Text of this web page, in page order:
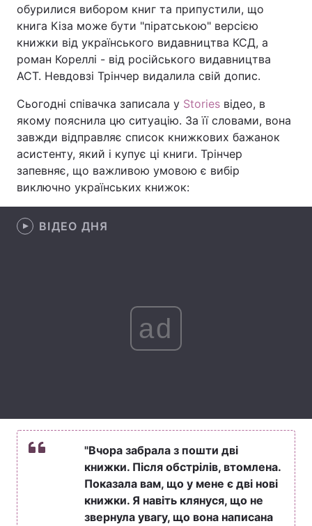
Техно і зв'язок Лайт
Зброя Інциденти
Здоров'я Туризм
Цікавинки Погода
Екологія Регіони
Лонгріди
Тема оформлення
обурилися вибором книг та припустили, що
книга Кіза може бути "піратською" версією
книжки від українського видавництва КСД, а
роман Кореллі - від російського видавництва
АСТ. Невдовзі Трінчер видалила свій допис.
Сьогодні співачка записала у Stories відео, в
якому пояснила цю ситуацію. За її словами, вона
завжди відправляє список книжкових бажанок
асистенту, який і купує ці книги. Трінчер
запевняє, що важливою умовою є вибір
виключно українських книжок:
ВІДЕО ДНЯ
ad
"Вчора забрала з пошти дві
книжки. Після обстрілів, втомлена.
Показала вам, що у мене є дві нові
книжки. Я навіть клянуся, що не
звернула увагу, що вона написана